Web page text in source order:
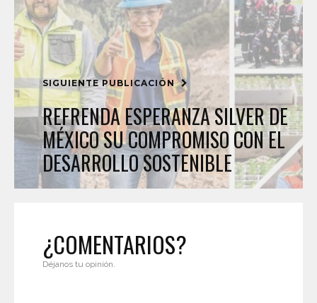
SIGUIENTE PUBLICACIÓN
REFRENDA ESPERANZA SILVER DE
MÉXICO SU COMPROMISO CON EL
DESARROLLO SOSTENIBLE
¿COMENTARIOS?
Déjanos tu opinión.